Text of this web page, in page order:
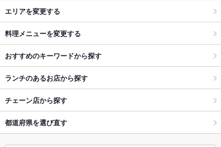
エリアを変更する
料理メニューを変更する
おすすめのキーワードから探す
ランチのあるお店から探す
チェーン店から探す
都道府県を選び直す